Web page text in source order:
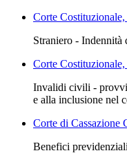
Corte
Straniero - Indennità
Corte
Invalidi civili -
e alla inclusione nel
Corte di Cassazione
Benefici